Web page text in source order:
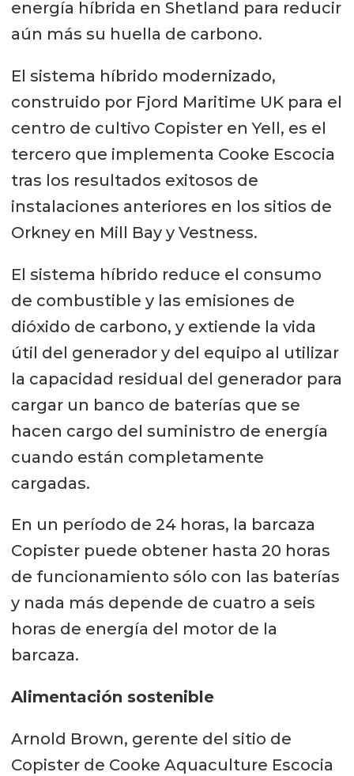
energía híbrida en Shetland para reducir
aún más su huella de carbono.
El sistema híbrido modernizado,
construido por Fjord Maritime UK para el
centro de cultivo Copister en Yell, es el
tercero que implementa Cooke Escocia
tras los resultados exitosos de
instalaciones anteriores en los sitios de
Orkney en Mill Bay y Vestness.
El sistema híbrido reduce el consumo
de combustible y las emisiones de
dióxido de carbono, y extiende la vida
útil del generador y del equipo al utilizar
la capacidad residual del generador para
cargar un banco de baterías que se
hacen cargo del suministro de energía
cuando están completamente
cargadas.
En un período de 24 horas, la barcaza
Copister puede obtener hasta 20 horas
de funcionamiento sólo con las baterías
y nada más depende de cuatro a seis
horas de energía del motor de la
barcaza.
Alimentación sostenible
Arnold Brown, gerente del sitio de
Copister de Cooke Aquaculture Escocia